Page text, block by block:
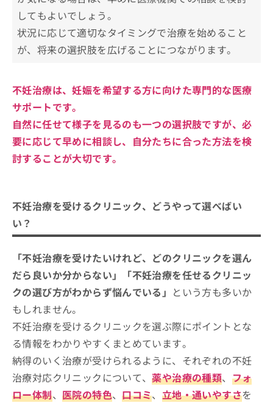
してもよいでしょう。
状況に応じて適切なタイミングで治療を始めること
が、将来の選択肢を広げることにつながります。
不妊治療は、妊娠を希望する方に向けた専門的な医療
サポートです。
自然に任せて様子を見るのも一つの選択肢ですが、必
要に応じて早めに相談し、自分たちに合った方法を検
討することが大切です。
不妊治療を受けるクリニック、どうやって選べばい
い？
「不妊治療を受けたいけれど、どのクリニックを選ん
だら良いか分からない」「不妊治療を任せるクリニッ
クの選び方がわからず悩んでいる」 という方も多いか
もしれません。
不妊治療を受けるクリニックを選ぶ際にポイントとな
る情報をわかりやすくまとめています。
納得のいく治療が受けられるように、それぞれの不妊
治療対応クリニックについて、薬や治療の種類、 フォ
ロー体制、 医院の特色、口コミ、 立地・通いやすさを